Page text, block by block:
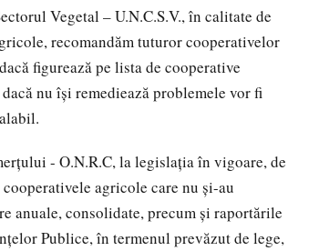
Vegetal – U.N.C.S.V., în calitate de
recomandăm tuturor cooperativelor
figurează pe lista de cooperative
nu își remediează problemele vor fi
- O.N.R.C, la legislația în vigoare, de
agricole care nu și-au
anuale, consolidate, precum şi raportările
Publice, în termenul prevăzut de lege,